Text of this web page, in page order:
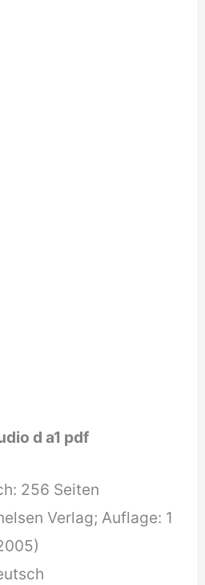
d a1 pdf
256 Seiten
Verlag; Auflage: 1